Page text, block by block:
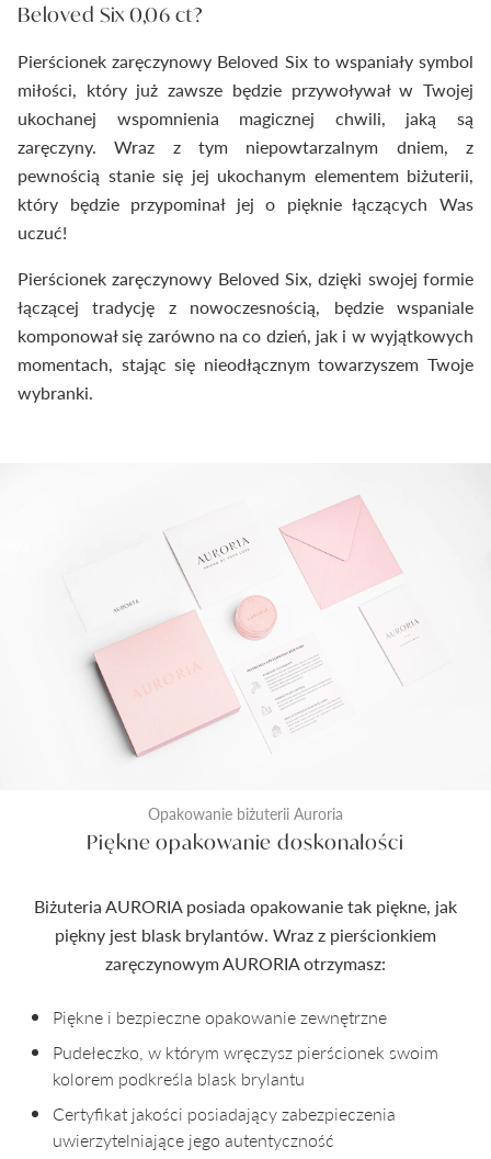
Beloved Six 0,06 ct?
Pierścionek zaręczynowy Beloved Six to wspaniały symbol
miłości, który już zawsze będzie przywoływał w Twojej
ukochanej wspomnienia magicznej chwili, jaką są
zaręczyny. Wraz z tym niepowtarzalnym dniem, z
pewnością stanie się jej ukochanym elementem biżuterii,
który będzie przypominał jej o pięknie łączących Was
uczuć!
Pierścionek zaręczynowy Beloved Six, dzięki swojej formie
łączącej tradycję z nowoczesnością, będzie wspaniale
komponował się zarówno na co dzień, jak i w wyjątkowych
momentach, stając się nieodłącznym towarzyszem Twoje
wybranki.
Opakowanie biżuterii Auroria
Piękne opakowanie doskonałości
Biżuteria AURORIA posiada opakowanie tak piękne, jak
piękny jest blask brylantów. Wraz z pierścionkiem
zaręczynowym AURORIA otrzymasz:
Piękne i bezpieczne opakowanie zewnętrzne
Pudełeczko, w którym wręczysz pierścionek swoim
kolorem podkreśla blask brylantu
Certyfikat jakości posiadający zabezpieczenia
uwierzytelniające jego autentyczność